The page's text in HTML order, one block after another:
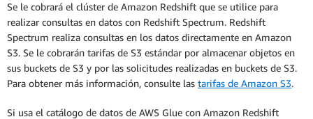
Se le cobrará el clúster de Amazon Redshift que se utilice para
realizar consultas en datos con Redshift Spectrum. Redshift
Spectrum realiza consultas en los datos directamente en Amazon
S3. Se le cobrarán tarifas de S3 estándar por almacenar objetos en
sus buckets de S3 y por las solicitudes realizadas en buckets de S3.
Para obtener más información, consulte las tarifas de Amazon S3.
Si usa el catálogo de datos de AWS Glue con Amazon Redshift